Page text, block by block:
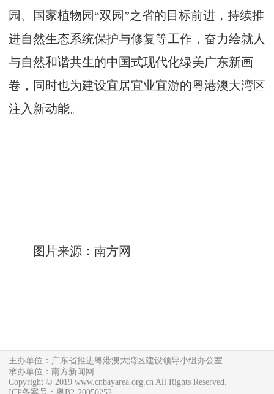
园、国家植物园“双园”之省的目标前进，持续推
进自然生态系统保护与修复等工作，奋力绘就人
与自然和谐共生的中国式现代化绿美广东新画
卷，同时也为建设宜居宜业宜游的粤港澳大湾区
注入新动能。
图片来源：南方网
主办单位：广东省推进粤港澳大湾区建设领导小组办公室
承办单位：南方新闻网
Copyright © 2019 www.cnbayarea.org.cn All Rights Reserved.